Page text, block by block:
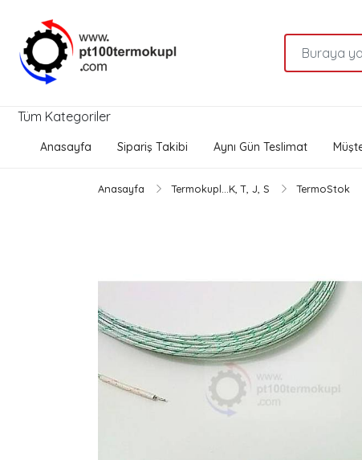
Tüm Kategoriler
Anasayfa Sipariş Takibi Aynı Gün Teslimat
Anasayfa Termokupl...K, T, J, S TermoStok